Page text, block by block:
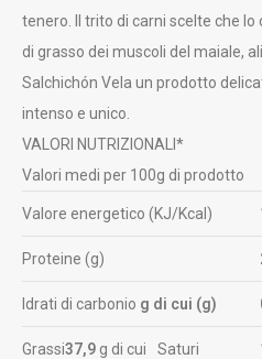
tenero. Il trito di carni scelte che
di grasso dei muscoli del maiale,
Salchichón Vela un prodotto
intenso e unico.
VALORI NUTRIZIONALI*
Valori medi per 100g di prodotto
Valore energetico (KJ/Kcal)
Proteine (g)
Idrati di carbonio g di cui (g)
Grassi37,9 g di cui Saturi